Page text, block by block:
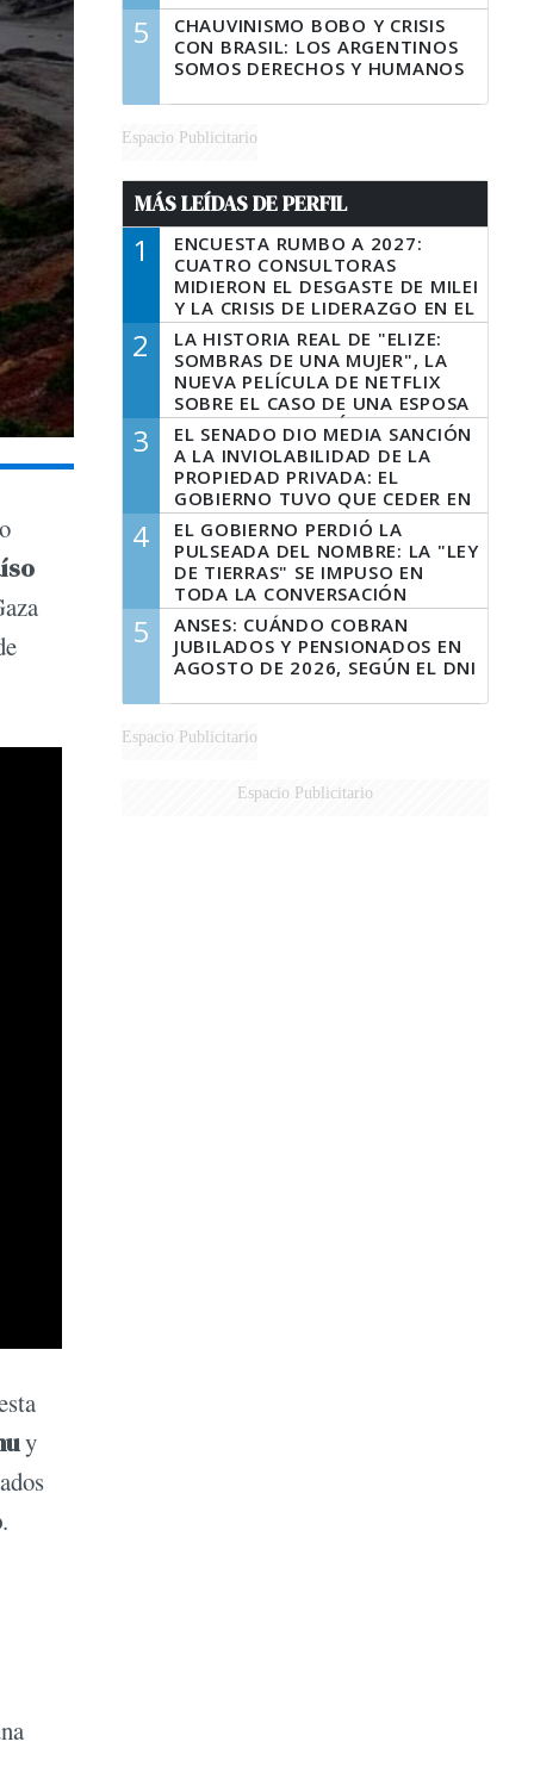
y
.
5
CHAUVINISMO BOBO Y CRISIS
CON BRASIL: LOS ARGENTINOS
SOMOS DERECHOS Y HUMANOS
Espacio Publicitario
MÁS LEÍDAS DE PERFIL
1
ENCUESTA RUMBO A 2027:
CUATRO CONSULTORAS
MIDIERON EL DESGASTE DE MILEI
Y LA CRISIS DE LIDERAZGO EN EL
PERONISMO
2
LA HISTORIA REAL DE "ELIZE:
SOMBRAS DE UNA MUJER", LA
NUEVA PELÍCULA DE NETFLIX
SOBRE EL CASO DE UNA ESPOSA
QUE DESCUARTIZÓ A SU
MARIDO
3
EL SENADO DIO MEDIA SANCIÓN
A LA INVIOLABILIDAD DE LA
PROPIEDAD PRIVADA: EL
GOBIERNO TUVO QUE CEDER EN
LA LEY DEL MANEJO DEL FUEGO
4
EL GOBIERNO PERDIÓ LA
PULSEADA DEL NOMBRE: LA "LEY
DE TIERRAS" SE IMPUSO EN
TODA LA CONVERSACIÓN
DIGITAL
5
ANSES: CUÁNDO COBRAN
JUBILADOS Y PENSIONADOS EN
AGOSTO DE 2026, SEGÚN EL DNI
Espacio Publicitario
Espacio Publicitario